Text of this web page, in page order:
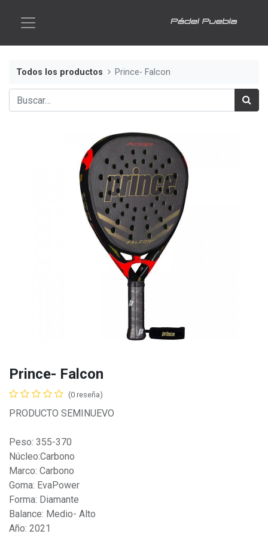
Todos los productos Prince- Falcon
Prince- Falcon
(0 reseña)
PRODUCTO SEMINUEVO
Peso: 355-370
Núcleo:Carbono
Marco: Carbono
Goma: EvaPower
Forma: Diamante
Balance: Medio- Alto
Año: 2021